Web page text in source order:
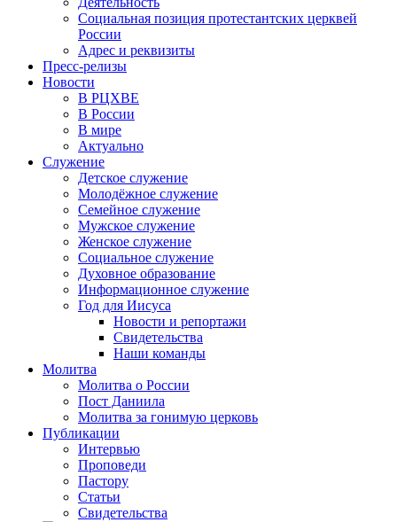
Социальная позиция протестантских церквей
России
Адрес и реквизиты
Пресс-релизы
Новости
В РЦХВЕ
В России
В мире
Актуально
Служение
Детское служение
Молодёжное служение
Семейное служение
Мужское служение
Женское служение
Социальное служение
Духовное образование
Информационное служение
Год для Иисуса
Новости и репортажи
Свидетельства
Наши команды
Молитва
Молитва о России
Пост Даниила
Молитва за гонимую церковь
Публикации
Интервью
Проповеди
Пастору
Статьи
Свидетельства